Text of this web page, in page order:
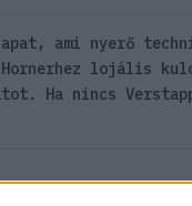
ami nyerő
lojális
Ha nincs